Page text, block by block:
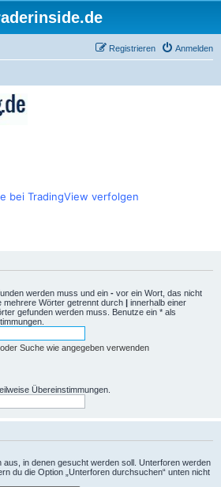
Anmelden
Registrieren
bei TradingView verfolgen
werden muss und ein - vor ein Wort, das nicht
mehrere Wörter getrennt durch | innerhalb einer
gefunden werden muss. Benutze ein * als
Suche wie angegeben verwenden
Übereinstimmungen.
in denen gesucht werden soll. Unterforen werden
du die Option „Unterforen durchsuchen“ unten nicht